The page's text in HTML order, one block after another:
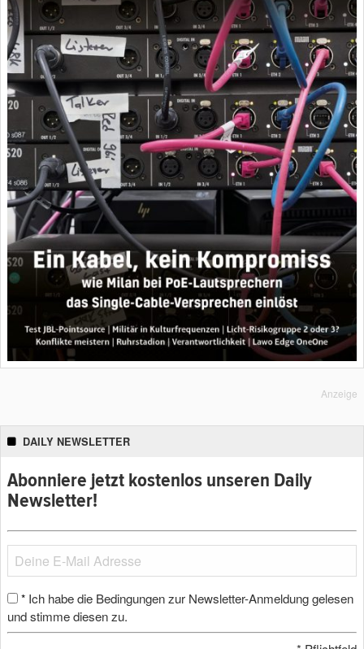
Anzeige
DAILY NEWSLETTER
Abonniere jetzt kostenlos unseren Daily
Newsletter!
* Ich habe die Bedingungen zur Newsletter-Anmeldung gelesen
und stimme diesen zu.